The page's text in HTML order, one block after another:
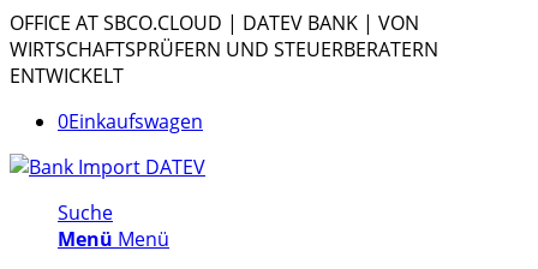
OFFICE AT SBCO.CLOUD | DATEV BANK | VON
WIRTSCHAFTSPRÜFERN UND STEUERBERATERN
ENTWICKELT
0Einkaufswagen
Suche
Menü Menü